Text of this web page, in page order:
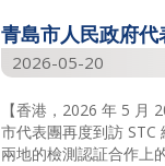
青島市人民政府代
2026-05-20
【香港，2026 年 5 月
市代表團再度到訪 STC
兩地的檢測認証合作上